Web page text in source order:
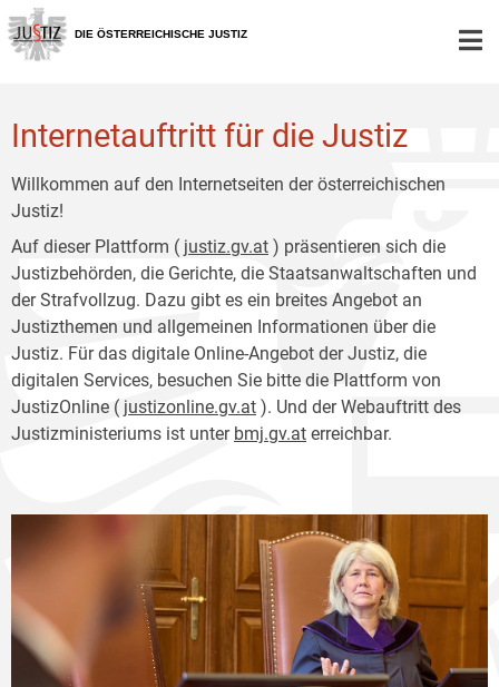
Zur
Hauptnavigation
[1]
Zum
Inhalt
[2]
DIE ÖSTERREICHISCHE JUSTIZ
Internetauftritt für die Justiz
Willkommen auf den Internetseiten der österreichischen
Justiz!
Auf dieser Plattform ( justiz.gv.at ) präsentieren sich die
Justizbehörden, die Gerichte, die Staatsanwaltschaften und
der Strafvollzug. Dazu gibt es ein breites Angebot an
Justizthemen und allgemeinen Informationen über die
Justiz. Für das digitale Online-Angebot der Justiz, die
digitalen Services, besuchen Sie bitte die Plattform von
JustizOnline ( justizonline.gv.at ). Und der Webauftritt des
Justizministeriums ist unter bmj.gv.at erreichbar.